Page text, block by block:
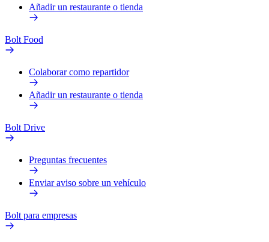
Añadir un restaurante o tienda
Bolt Food
Colaborar como repartidor
Añadir un restaurante o tienda
Bolt Drive
Preguntas frecuentes
Enviar aviso sobre un vehículo
Bolt para empresas